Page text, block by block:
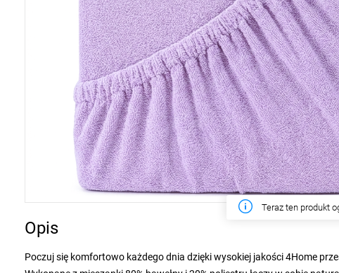
W tym tygodniu
Opis
Poczuj się komfortowo każdego dnia dzięki wysokiej jakości 4Home